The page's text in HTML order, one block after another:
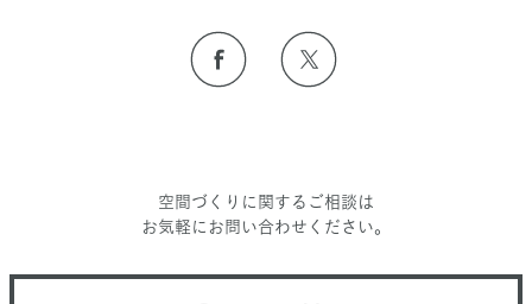
空間づくりに関するご相談は
お気軽にお問い合わせください。